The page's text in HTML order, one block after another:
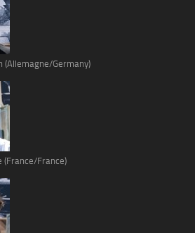
(Allemagne/Germany)
(France/France)